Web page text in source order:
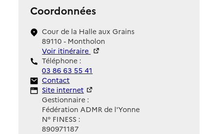
Coordonnées
Cour de la Halle aux Grains
89110 - Montholon
Voir itinéraire
Téléphone :
03 86 63 55 41
Contact
Contact
Site Internet
Site internet
Gestionnaire :
Fédération ADMR de l'Yonne
N° FINESS :
890971187